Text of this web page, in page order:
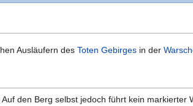
Ausläufern des Toten Gebirges in der
den Berg selbst jedoch führt kein markierter